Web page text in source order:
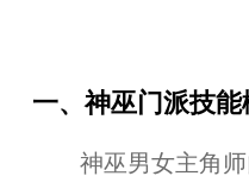
一、神巫门派技
神巫男女主角